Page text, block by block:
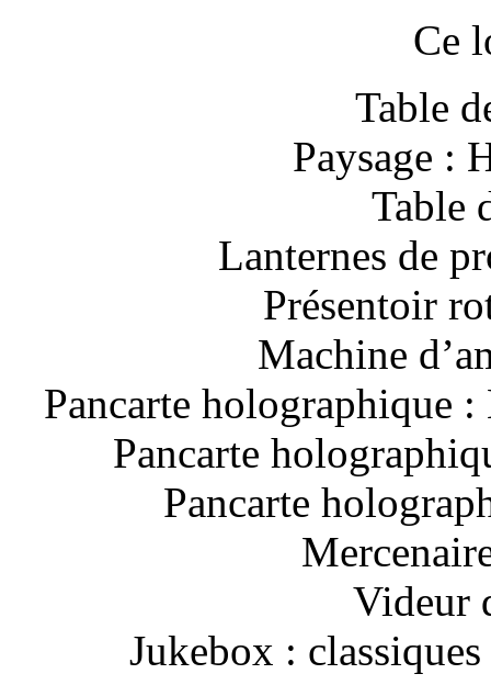
Ce
Table
Paysage :
Table
Lanternes de
Présentoir
Machine
Pancarte holographique
Pancarte
Pancarte
Videur
Jukebox :